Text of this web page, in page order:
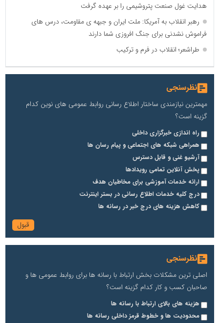
هدایت غول صنعت پتروشیمی را بر عهده گرفت
رهبر انقلاب به آمریکا: ملت ایران و جبهه ی مقاومت، درس های
فراموش نشدنی برای جنگ افروزی شما دارند
طراشعر؛ انقلاب در فرم و ترکیب
نظرسنجی
مهمترین نیازمندی ساختار اطلاع رسانی روابط عمومی های نوین کدام
گزینه است؟
راه اندازی خبرگزاری داخلی
همراهی شبکه های اجتماعی و پیام رسان ها
آرشیو غنی و قابل دسترس
پخش آنلاین تمامی رویدادها
ارائه خدمات آموزشی برای مخاطیان هدف
درج کلیه خدمات اطلاع رسانی در بستر اینترنت
کاهش هزینه های درج خبر در رسانه ها
نظرسنجی
اصلی ترین مشکلات بخش ارتباط با رسانه ها برای روابط عمومی ها و
صاحبان کسب و کار کدام گزینه است؟
هزینه های بالای ارتباط با رسانه ها
محدودیت ها و خطوط قرمز داخلی رسانه ها